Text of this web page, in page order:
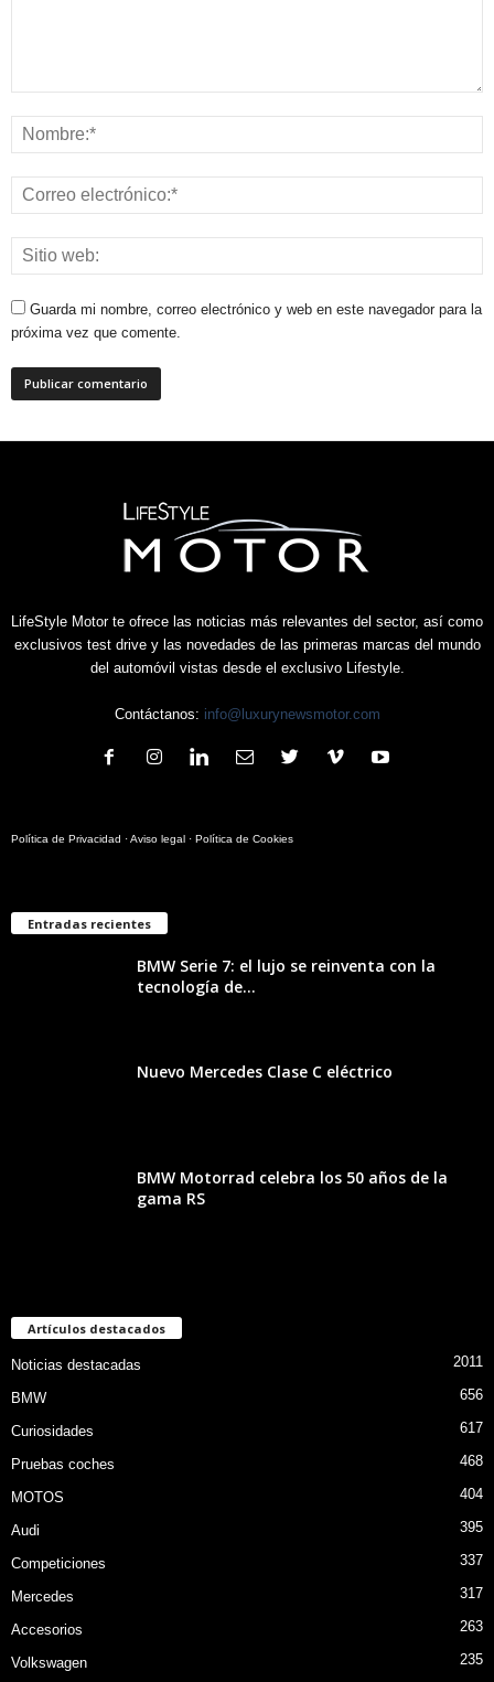
Guarda mi nombre, correo electrónico y web en este navegador para la
próxima vez que comente.
LifeStyle Motor te ofrece las noticias más relevantes del sector, así como
exclusivos test drive y las novedades de las primeras marcas del mundo
del automóvil vistas desde el exclusivo Lifestyle.
Contáctanos: info@luxurynewsmotor.com
Política de Privacidad ·Aviso legal · Política de Cookies
Entradas recientes
BMW Serie 7: el lujo se reinventa con la
tecnología de...
Nuevo Mercedes Clase C eléctrico
BMW Motorrad celebra los 50 años de la
gama RS
Artículos destacados
Noticias destacadas 2011
BMW 656
Curiosidades 617
Pruebas coches 468
MOTOS 404
Audi 395
Competiciones 337
Mercedes 317
Accesorios 263
Volkswagen 235